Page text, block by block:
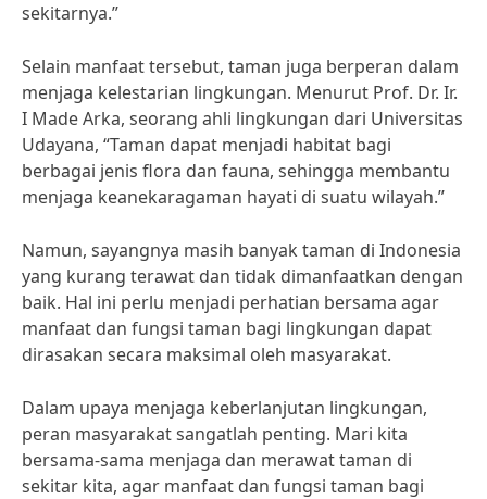
sekitarnya.”
Selain manfaat tersebut, taman juga berperan dalam
menjaga kelestarian lingkungan. Menurut Prof. Dr. Ir.
I Made Arka, seorang ahli lingkungan dari Universitas
Udayana, “Taman dapat menjadi habitat bagi
berbagai jenis flora dan fauna, sehingga membantu
menjaga keanekaragaman hayati di suatu wilayah.”
Namun, sayangnya masih banyak taman di Indonesia
yang kurang terawat dan tidak dimanfaatkan dengan
baik. Hal ini perlu menjadi perhatian bersama agar
manfaat dan fungsi taman bagi lingkungan dapat
dirasakan secara maksimal oleh masyarakat.
Dalam upaya menjaga keberlanjutan lingkungan,
peran masyarakat sangatlah penting. Mari kita
bersama-sama menjaga dan merawat taman di
sekitar kita, agar manfaat dan fungsi taman bagi